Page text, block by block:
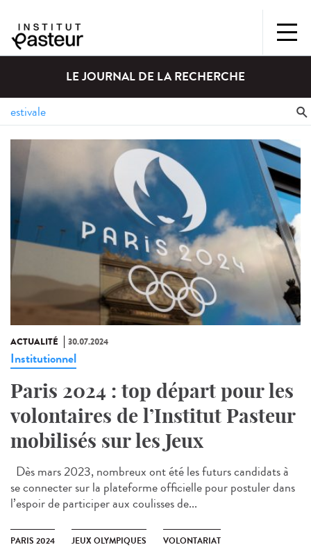
LE JOURNAL DE LA RECHERCHE
ACTUALITÉ 30.07.2024
Institutionnel
Paris 2024 : top départ pour les
volontaires de l’Institut Pasteur
mobilisés sur les Jeux
Dès mars 2023, nombreux ont été les futurs candidats à
se connecter sur la plateforme officielle pour postuler dans
l’espoir de participer aux coulisses de...
PARIS 2024 JEUX OLYMPIQUES VOLONTARIAT